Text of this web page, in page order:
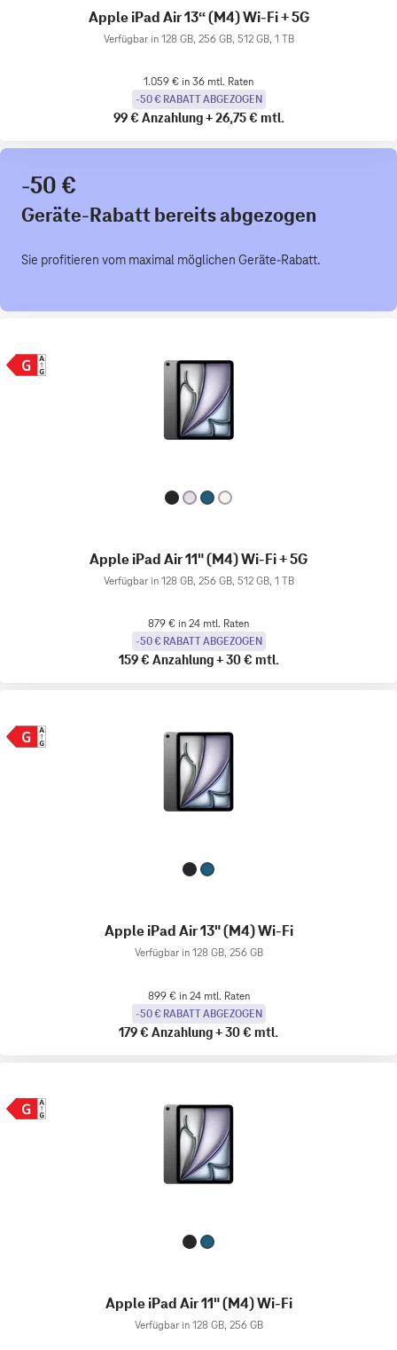
Apple iPad Air 13“ (M4) Wi-Fi + 5G
Verfügbar in 128 GB, 256 GB, 512 GB, 1 TB
1.059 € in 36 mtl. Raten
-50 € RABATT ABGEZOGEN
99 € Anzahlung+26,75 € mtl.
-50 €
Geräte-Rabatt bereits abgezogen
Sie profitieren vom maximal möglichen Geräte-Rabatt.
Apple iPad Air 11" (M4) Wi-Fi + 5G
Verfügbar in 128 GB, 256 GB, 512 GB, 1 TB
879 € in 24 mtl. Raten
-50 € RABATT ABGEZOGEN
159 € Anzahlung+30 € mtl.
Apple iPad Air 13" (M4) Wi-Fi
Verfügbar in 128 GB, 256 GB
899 € in 24 mtl. Raten
-50 € RABATT ABGEZOGEN
179 € Anzahlung+30 € mtl.
Apple iPad Air 11" (M4) Wi-Fi
Verfügbar in 128 GB, 256 GB